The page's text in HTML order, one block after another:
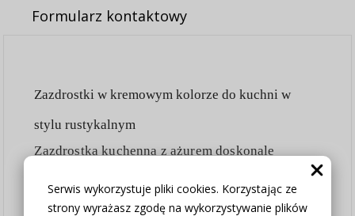
Serwis wykorzystuje pliki cookies. Korzystając ze
strony wyrażasz zgodę na wykorzystywanie plików
Formularz kontaktowy
Zazdrostki w kremowym kolorze do kuchni w
stylu rustykalnym
Zazdrostka kuchenna z ażurem doskonale
Delikatna koroneczka z chwostem wprowadzi do
kuchni nutę romantyzmu i przytulności, tworząc